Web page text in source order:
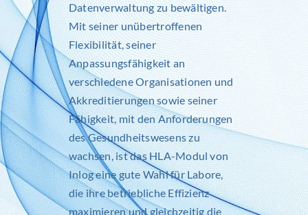
Datenverwaltung zu bewältigen.
Mit seiner unübertroffenen
Flexibilität, seiner
Anpassungsfähigkeit an
verschiedene Organisationen und
Akkreditierungen sowie seiner
Fähigkeit, mit den Anforderungen
des Gesundheitswesens zu
wachsen, ist das HLA-Modul von
Inlogeine gute Wahl für Labore,
die ihre betriebliche Effizienz
maximieren und gleichzeitig die